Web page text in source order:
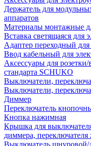
Держатель для
аппаратов
Материалы монтажные
Вставка светящаяся для
Адаптер переходный для
Ввод кабельный для
Аксессуары для
стандарта SCHUKO
Выключатели,
Выключатели,
Диммер
Переключатель
Кнопка нажимная
Крышка для
диммера,
Выключатель